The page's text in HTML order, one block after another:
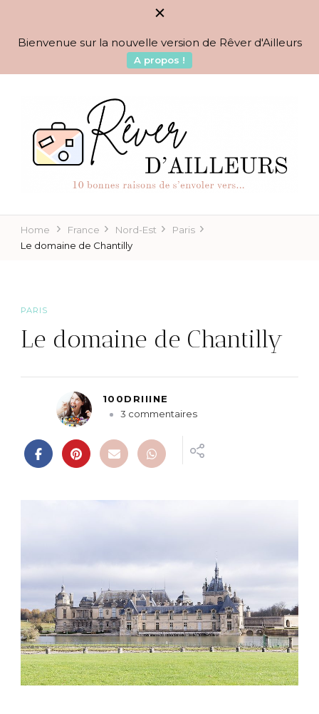
Bienvenue sur la nouvelle version de Rêver d'Ailleurs
A propos !
Rêver d'Ailleurs – 10
raisons de s'envoler vers…
BLOG VOYAGES DEPUIS 2010
Home France Nord-Est
Paris
Le domaine de Chantilly
PARIS
Le domaine de Chantilly
100DRIIINE
3 commentairess
r
L
d
e
C
h
a
n
t